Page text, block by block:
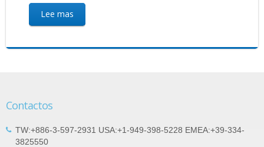
Lee mas
Contactos
TW:+886-3-597-2931 USA:+1-949-398-5228 EMEA:+39-334-
3825550